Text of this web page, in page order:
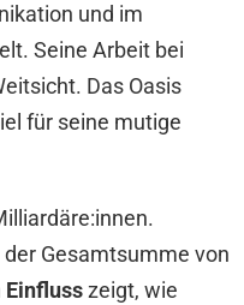
und im
Seine Arbeit bei
Das Oasis
für seine mutige
Gesamtsumme von
Einflusszeigt, wie